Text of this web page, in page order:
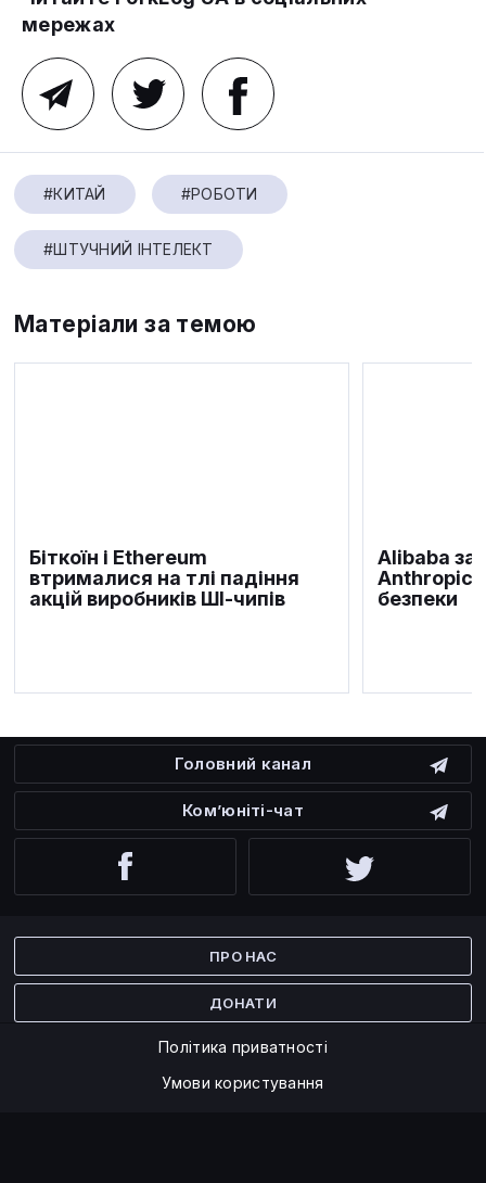
мережах
#КИТАЙ #РОБОТИ
#ШТУЧНИЙ ІНТЕЛЕКТ
Матеріали за темою
Біткоїн і Ethereum
втрималися на тлі падіння
акцій виробників ШІ-чипів
Alibaba
Anthropic
безпеки
Головний канал
Ком’юніті-чат
ПРО НАС
ДОНАТИ
Політика приватності
Умови користування